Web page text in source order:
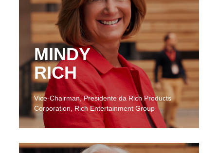
MINDY
RICH
Vice-Chairman, Presidente da Rich Products
Corporation, Rich Entertainment Group